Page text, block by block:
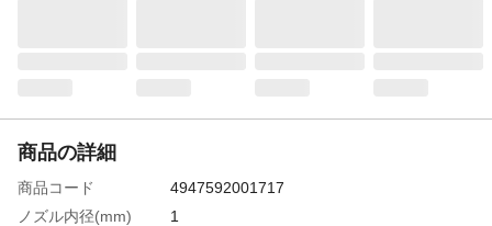
商品の詳細
商品コード
4947592001717
ノズル内径(mm)
1